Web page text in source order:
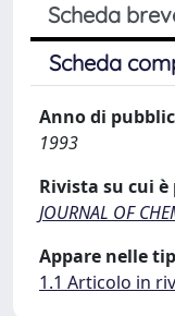
Scheda
Scheda
Anno di
1993
Rivista su cui
JOURNAL OF
Appare nelle
1.1 Articolo in